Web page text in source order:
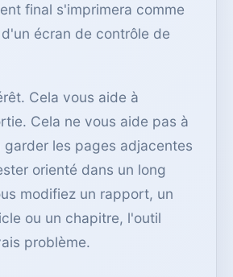
final s'imprimera comme
écran de contrôle de
Cela vous aide à
Cela ne vous aide pas à
garder les pages adjacentes
orienté dans un long
modifiez un rapport, un
ou un chapitre, l'outil
problème.